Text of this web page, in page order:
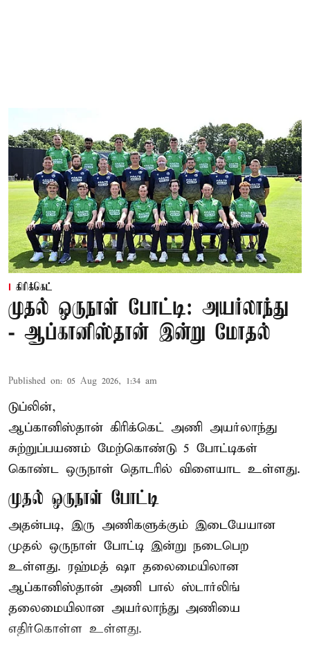
கிரிக்கெட்
முதல் ஒருநாள் போட்டி: அயர்லாந்து
- ஆப்கானிஸ்தான் இன்று மோதல்
Published on: 05 Aug 2026, 1:34 am
டுப்லின்,
ஆப்கானிஸ்தான் கிரிக்கெட் அணி அயர்லாந்து
சுற்றுப்பயணம் மேற்கொண்டு 5 போட்டிகள்
கொண்ட ஒருநாள் தொடரில் விளையாட உள்ளது.
முதல் ஒருநாள் போட்டி
அதன்படி, இரு அணிகளுக்கும் இடையேயான
முதல் ஒருநாள் போட்டி இன்று நடைபெற
உள்ளது. ரஹ்மத் ஷா தலைமையிலான
ஆப்கானிஸ்தான் அணி பால் ஸ்டார்லிங்
தலைமையிலான அயர்லாந்து அணியை
எதிர்கொள்ள உள்ளது.